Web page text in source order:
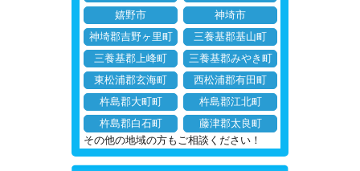
嬉野市
神埼市
神埼郡吉野ヶ里町
三養基郡基山町
三養基郡上峰町
三養基郡みやき町
東松浦郡玄海町
西松浦郡有田町
杵島郡大町町
杵島郡江北町
杵島郡白石町
藤津郡太良町
その他の地域の方もご相談ください！